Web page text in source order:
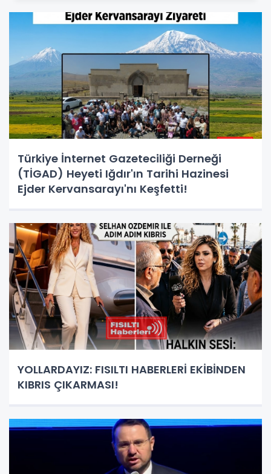
Türkiye İnternet Gazeteciliği Derneği
(TİGAD) Heyeti Iğdır'ın Tarihi Hazinesi
Ejder Kervansarayı'nı Keşfetti!
YOLLARDAYIZ: FISILTI HABERLERİ EKİBİNDEN
KIBRIS ÇIKARMASI!